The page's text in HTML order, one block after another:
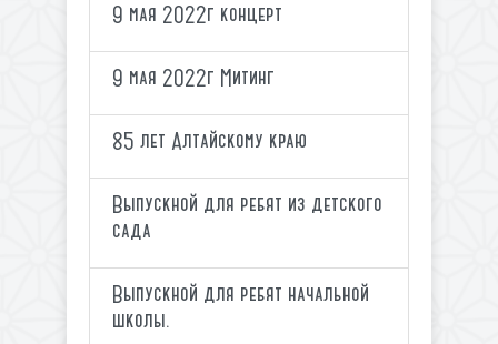
9 мая 2022г концерт
9 мая 2022г Митинг
85 лет Алтайскому краю
Выпускной для ребят из детского
сада
Выпускной для ребят начальной
школы.